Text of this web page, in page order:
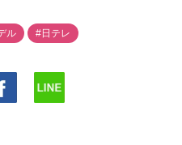
ル #日テレ